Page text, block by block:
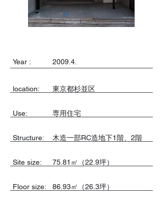
Year : 2009.4.
東京都杉並区
location:
専用住宅
Use:
木造一部RC造地下1階、2階
​Structure:
75.81㎡（22.9坪）
Site size:
86.93㎡（26.3坪）
Floor size: